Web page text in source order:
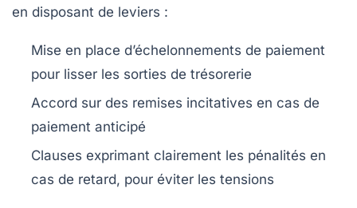
en disposant de leviers :
Mise en place d’échelonnements de paiement
pour lisser les sorties de trésorerie
Accord sur des remises incitatives en cas de
paiement anticipé
Clauses exprimant clairement les pénalités en
cas de retard, pour éviter les tensions